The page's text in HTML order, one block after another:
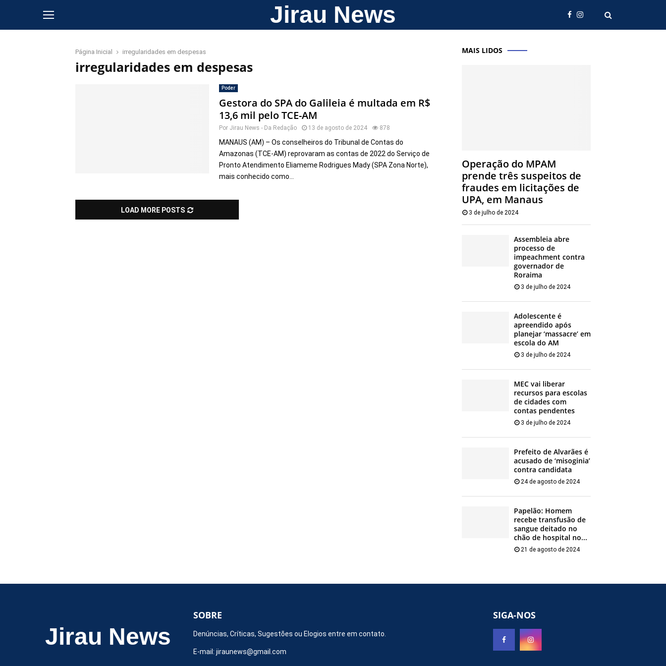
Jirau News
Página Inicial irregularidades em despesas
irregularidades em despesas
Poder
Gestora do SPA do Galileia é multada em R$
13,6 mil pelo TCE-AM
Por Jirau News - Da Redação 13 de agosto de 2024 878
MANAUS (AM) – Os conselheiros do Tribunal de Contas do
Amazonas (TCE-AM) reprovaram as contas de 2022 do Serviço de
Pronto Atendimento Eliameme Rodrigues Mady (SPA Zona Norte),
mais conhecido como...
LOAD MORE POSTS
MAIS LIDOS
Operação do MPAM
prende três suspeitos de
fraudes em licitações de
UPA, em Manaus
3 de julho de 2024
Assembleia abre
processo de
impeachment contra
governador de
Roraima
3 de julho de 2024
Adolescente é
apreendido após
planejar ‘massacre’ em
escola do AM
3 de julho de 2024
MEC vai liberar
recursos para escolas
de cidades com
contas pendentes
3 de julho de 2024
Prefeito de Alvarães é
acusado de ‘misoginia’
contra candidata
24 de agosto de 2024
Papelão: Homem
recebe transfusão de
sangue deitado no
chão de hospital no...
21 de agosto de 2024
Jirau News
SOBRE
Denúncias, Críticas, Sugestões ou Elogios entre em contato.
E-mail: jiraunews@gmail.com
SIGA-NOS